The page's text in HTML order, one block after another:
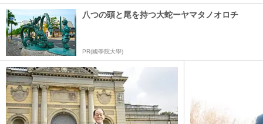
八つの頭と尾を持つ大蛇ーヤマタノオロチ
PR(國學院大學)